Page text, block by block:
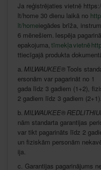
Ja reģistrējaties vietnē
lt/home 30 dienu laikā no
lt/homeiegādes brīža
6 mēnešiem Iespēja
epakojuma tīmekļa vietnē
ttiecīgajā produkta
a. MILWAUKEE®Tools
ersonām var pagarināt no 1
gada līdz 3 gadiem (1+2),
2 gadiem līdz 3 gadiem (2+1).
b. MILWAUKEE®
nām standarta garantijas
var tikt pagarināts līdz 2
un fiziskām personām
ija
c. Garantijas pagarinājums